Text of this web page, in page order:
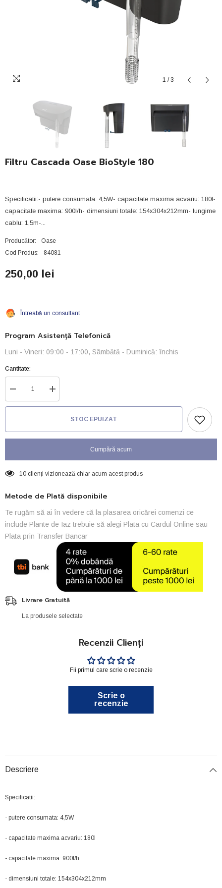
1 / 3
Filtru Cascada Oase BioStyle 180
Specificatii:- putere consumata: 4,5W- capacitate maxima acvariu: 180l-
capacitate maxima: 900l/h- dimensiuni totale: 154x304x212mm- lungime
cablu: 1,5m-...
Producător:
Oase
Cod Produs:
84081
250,00 lei
Întreabă un consultant
Program Asistență Telefonică
Luni - Vineri: 09:00 - 17:00, Sâmbătă - Duminică: închis
Cantitate:
Reduceți
cantitatea
pentru
BioStyle
Creșteți
cantitatea
pentru
cascada
BioStyle
STOC EPUIZAT
Cumpără acum
10 clienți vizionează chiar acum acest produs
Metode de Plată disponibile
Te rugăm să ai în vedere că la plasarea oricărei comenzi ce
include Plante de Iaz trebuie să alegi Plata cu Cardul Online sau
Plata prin Transfer Bancar
Livrare Gratuită
La produsele selectate
Recenzii Clienți
Fii primul care scrie o recenzie
Scrie o
recenzie
Descriere
Specificatii:
- putere consumata: 4,5W
- capacitate maxima acvariu: 180l
- capacitate maxima: 900l/h
- dimensiuni totale: 154x304x212mm